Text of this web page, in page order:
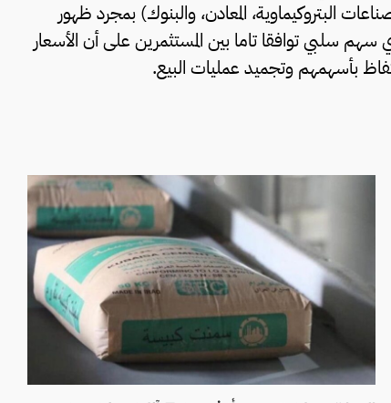
البتروكيماوية، المعادن، والبنوك) بمجرد ظهور
سلبي توافقا تاما بين المستثمرين على أن الأسعار
بأسهمهم وتجميد عمليات البيع.